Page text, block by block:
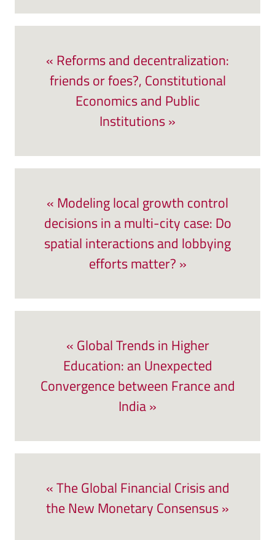
« Reforms and decentralization:
friends or foes?, Constitutional
Economics and Public
Institutions »
« Modeling local growth control
decisions in a multi-city case: Do
spatial interactions and lobbying
efforts matter? »
« Global Trends in Higher
Education: an Unexpected
Convergence between France and
India »
« The Global Financial Crisis and
the New Monetary Consensus »